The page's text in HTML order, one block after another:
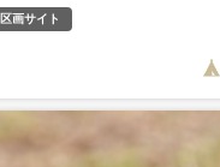
区画サイト